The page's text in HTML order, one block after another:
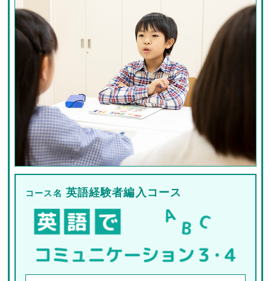
コース名 英語経験者編入コース